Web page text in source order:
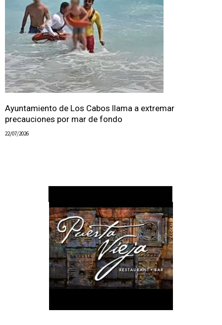
Ayuntamiento de Los Cabos llama a extremar
precauciones por mar de fondo
22/07/2026